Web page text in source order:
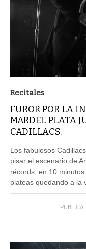
Recitales
FUROR POR LA
MARDEL PLATA
CADILLACS.
Los fabulosos
pisar el escenario de
récords, en 10
plateas quedando a la